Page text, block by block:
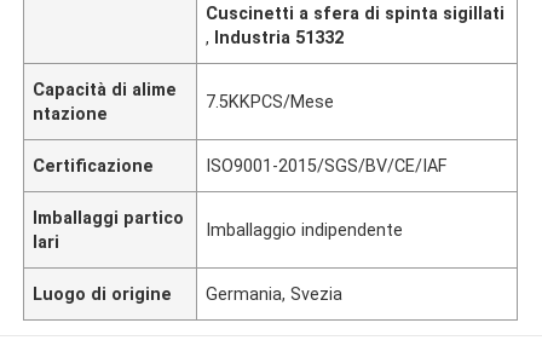
Cuscinetti a sfera di spinta sigillati
, Industria 51332
Capacità di alime
ntazione
7.5KKPCS/Mese
Certificazione ISO9001-2015/SGS/BV/CE/IAF
Imballaggi partico
lari
Imballaggio indipendente
Luogo di origine Germania, Svezia